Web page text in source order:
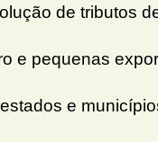
de tributos
e pequenas
e